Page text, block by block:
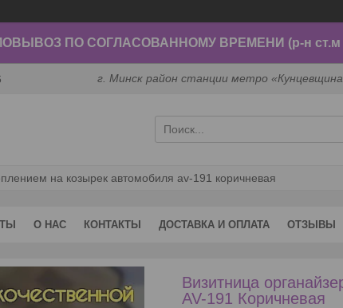
ПО СОГЛАСОВАННОМУ ВРЕМЕНИ (р-н ст.м
г. Минск район станции метро
на козырек автомобиля av-191 коричневая
О НАС КОНТАКТЫ ДОСТАВКА И ОПЛАТА ОТЗЫВЫ
Визитница
AV-191 Коричневая